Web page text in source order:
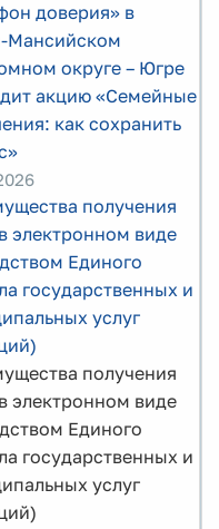
доверия» в
Мансийском
округе – Югре
акцию «Семейные
как сохранить
получения
электронном виде
Единого
государственных и
услуг
получения
электронном виде
Единого
государственных и
услуг